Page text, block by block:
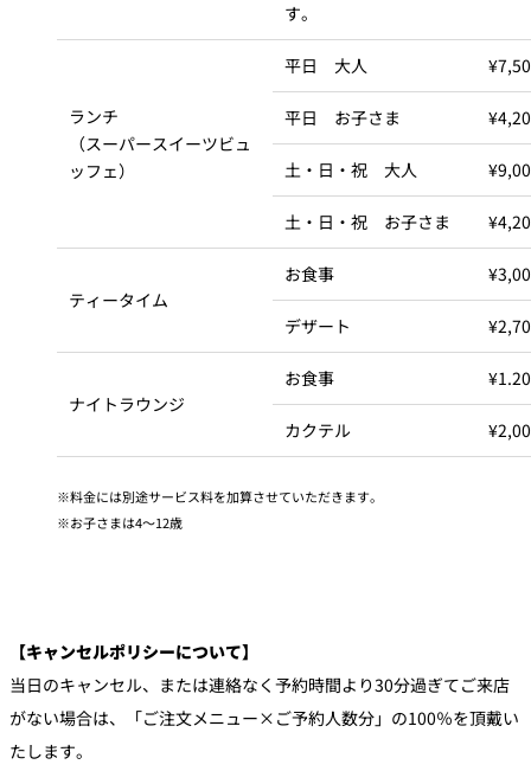
す。
ランチ
（スーパースイーツビュ
ッフェ）
平日 大人
平日 お子さま
土・日・祝 大人
土・日・祝 お子さま
ティータイム
お食事
デザート
ナイトラウンジ
お食事
カクテル
料金には別途サービス料を加算させていただきます。
お子さまは4～12歳
【キャンセルポリシーについて】
当日のキャンセル、または連絡なく予約時間より30分過ぎてご来店
がない場合は、「ご注文メニュー×ご予約人数分」の100％を頂戴い
たします。